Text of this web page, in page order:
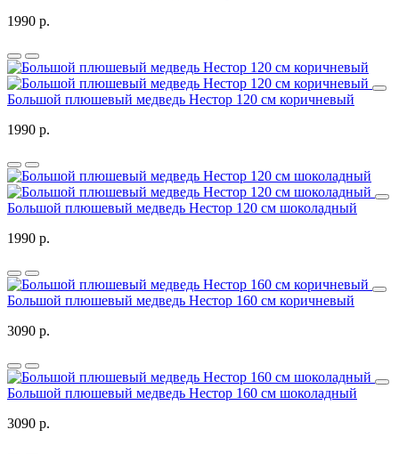
1990 р.
Большой плюшевый медведь Нестор 120 см коричневый
1990 р.
Большой плюшевый медведь Нестор 120 см шоколадный
1990 р.
Большой плюшевый медведь Нестор 160 см коричневый
3090 р.
Большой плюшевый медведь Нестор 160 см шоколадный
3090 р.